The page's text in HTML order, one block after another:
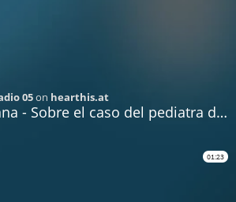
05on hearthis.at
el caso del pediatra detenido del Garrahan
01:23